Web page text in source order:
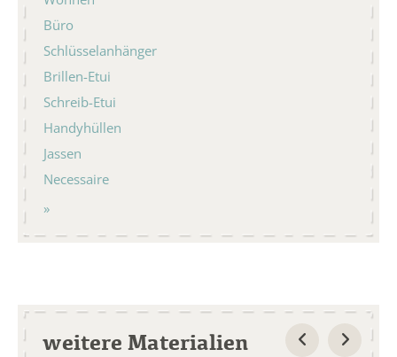
Büro
Schlüsselanhänger
Brillen-Etui
Schreib-Etui
Handyhüllen
Jassen
Necessaire
weitere Materialien